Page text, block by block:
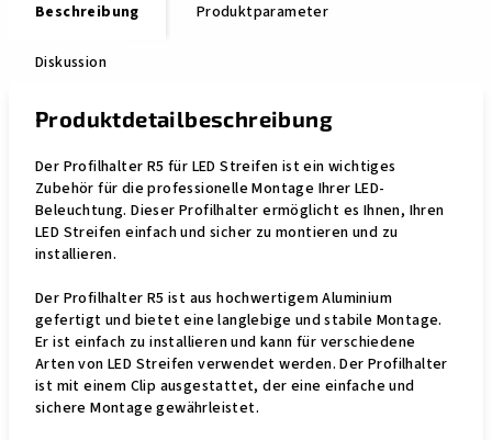
Beschreibung Produktparameter
Diskussion
Produktdetailbeschreibung
Der Profilhalter R5 für LED Streifen ist ein wichtiges
Zubehör für die professionelle Montage Ihrer LED-
Beleuchtung. Dieser Profilhalter ermöglicht es Ihnen, Ihren
LED Streifen einfach und sicher zu montieren und zu
installieren.
Der Profilhalter R5 ist aus hochwertigem Aluminium
gefertigt und bietet eine langlebige und stabile Montage.
Er ist einfach zu installieren und kann für verschiedene
Arten von LED Streifen verwendet werden. Der Profilhalter
ist mit einem Clip ausgestattet, der eine einfache und
sichere Montage gewährleistet.